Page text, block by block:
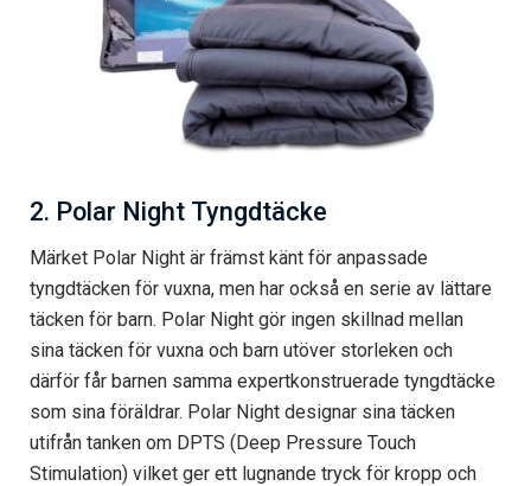
2. Polar Night Tyngdtäcke
Märket Polar Night är främst känt för anpassade
tyngdtäcken för vuxna, men har också en serie av lättare
täcken för barn. Polar Night gör ingen skillnad mellan
sina täcken för vuxna och barn utöver storleken och
därför får barnen samma expertkonstruerade tyngdtäcke
som sina föräldrar. Polar Night designar sina täcken
utifrån tanken om DPTS (Deep Pressure Touch
Stimulation) vilket ger ett lugnande tryck för kropp och